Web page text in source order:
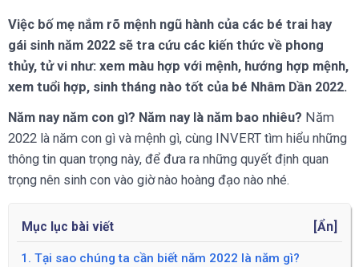
Việc bố mẹ nắm rõ mệnh ngũ hành của các bé trai hay
gái sinh năm 2022 sẽ tra cứu các kiến thức về phong
thủy, tử vi như: xem màu hợp với mệnh, hướng hợp mệnh,
xem tuổi hợp, sinh tháng nào tốt của bé Nhâm Dần 2022.
Năm nay năm con gì? Năm nay là năm bao nhiêu? Năm
2022 là năm con gì và mệnh gì, cùng INVERT tìm hiểu những
thông tin quan trọng này, để đưa ra những quyết định quan
trọng nên sinh con vào giờ nào hoàng đạo nào nhé.
Mục lục bài viết Ẩn
1. Tại sao chúng ta cần biết năm 2022 là năm gì?